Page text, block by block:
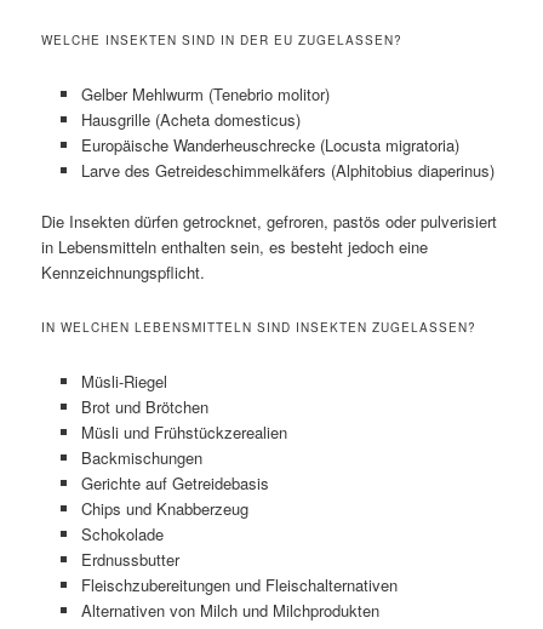
WELCHE INSEKTEN SIND IN DER EU ZUGELASSEN?
Gelber Mehlwurm (Tenebrio molitor)
Hausgrille (Acheta domesticus)
Europäische Wanderheuschrecke (Locusta migratoria)
Larve des Getreideschimmelkäfers (Alphitobius diaperinus)
Die Insekten dürfen getrocknet, gefroren, pastös oder pulverisiert
in Lebensmitteln enthalten sein, es besteht jedoch eine
Kennzeichnungspflicht.
IN WELCHEN LEBENSMITTELN SIND INSEKTEN ZUGELASSEN?
Müsli-Riegel
Brot und Brötchen
Müsli und Frühstückzerealien
Backmischungen
Gerichte auf Getreidebasis
Chips und Knabberzeug
Schokolade
Erdnussbutter
Fleischzubereitungen und Fleischalternativen
Alternativen von Milch und Milchprodukten